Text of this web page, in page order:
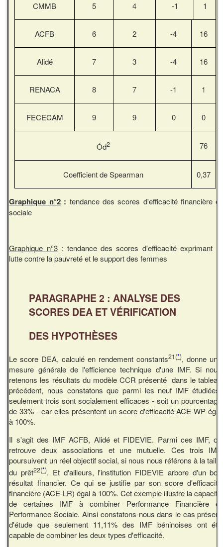
CMMB 5 4 -1 1
ACFB 6 2 -4 16
Alidé 7 3 -4 16
RENACA 8 7 -1 1
FECECAM 9 9 0 0
Ód2 76
Coefficient de Spearman 0,37
Graphique n°2: tendance des scores d'efficacité financière et
sociale
Graphique n°3: tendance des scores d'efficacité exprimant la
lutte contre la pauvreté et le support des femmes
PARAGRAPHE 2 : ANALYSE DES
SCORES DEA ET VÉRIFICATION
DES HYPOTHÈSES
Le score DEA, calculé en rendement constants21(*), donne une
mesure générale de l'efficience technique d'une IMF. Si nous
retenons les résultats du modèle CCR présenté dans le tableau
précédent, nous constatons que parmi les neuf IMF étudiées,
seulement trois sont socialement efficaces - soit un pourcentage
de 33% - car elles présentent un score d'efficacité ACE-WP égal
à 100%.
Il s'agit des IMF ACFB, Alidé et FIDEVIE. Parmi ces IMF, on
retrouve deux associations et une mutuelle. Ces trois IMF
poursuivent un réel objectif social, si nous nous référons à la taille
du prêt22(*). Et d'ailleurs, l'institution FIDEVIE arbore d'un bon
résultat financier. Ce qui se justifie par son score d'efficacité
financière (ACE-LR) égal à 100%. Cet exemple illustre la capacité
de certaines IMF à combiner Performance Financière et
Performance Sociale. Ainsi constatons-nous dans le cas présent
d'étude que seulement 11,11% des IMF béninoises ont été
capable de combiner les deux types d'efficacité.